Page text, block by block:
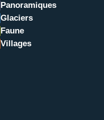
Panoramiques
Glaciers
Faune
Villages